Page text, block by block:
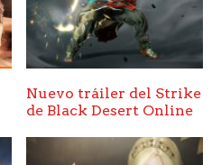
Nuevo tráiler del Strike
de Black Desert Online